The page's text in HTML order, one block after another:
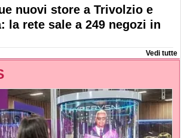
nuovi store a Trivolzio e
la rete sale a 249 negozi in
Vedi tutte